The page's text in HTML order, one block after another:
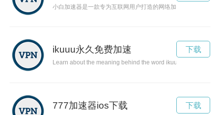
小白加速器是一款专为互联网用户打造的网络加速工具，能够
ikuuu永久免费加速
Learn about the meaning behind the word ikuuu and how it
下载
777加速器ios下载 下载